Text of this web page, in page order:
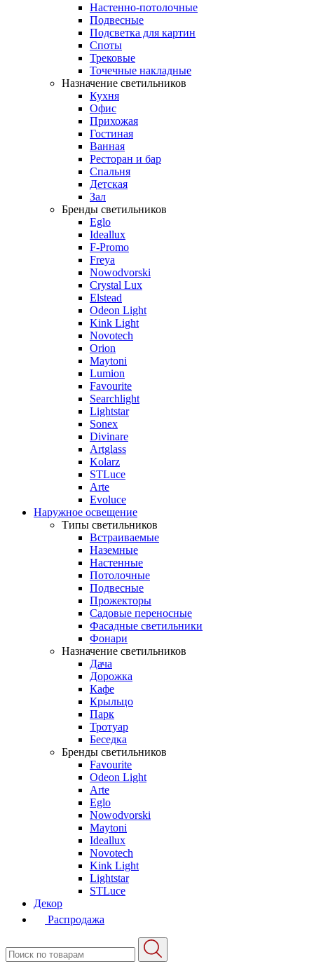
Настенно-потолочные
Подвесные
Подсветка для картин
Споты
Трековые
Точечные накладные
Назначение светильников
Кухня
Офис
Прихожая
Гостиная
Ванная
Ресторан и бар
Спальня
Детская
Зал
Бренды светильников
Eglo
Ideallux
F-Promo
Freya
Nowodvorski
Crystal Lux
Elstead
Odeon Light
Kink Light
Novotech
Orion
Maytoni
Lumion
Favourite
Searchlight
Lightstar
Sonex
Divinare
Artglass
Kolarz
STLuce
Arte
Evoluce
Наружное освещение
Типы светильников
Встраиваемые
Наземные
Настенные
Потолочные
Подвесные
Прожекторы
Садовые переносные
Фасадные светильники
Фонари
Назначение светильников
Дача
Дорожка
Кафе
Крыльцо
Парк
Тротуар
Беседка
Бренды светильников
Favourite
Odeon Light
Arte
Eglo
Nowodvorski
Maytoni
Ideallux
Novotech
Kink Light
Lightstar
STLuce
Декор
Распродажа